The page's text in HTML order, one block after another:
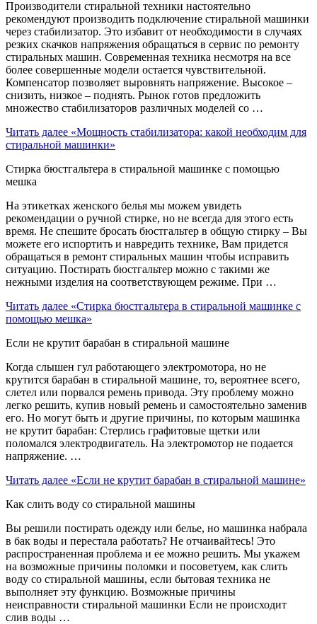
Производители стиральной техники настоятельно
рекомендуют производить подключение стиральной машинки
через стабилизатор. Это избавит от необходимости в случаях
резких скачков напряжения обращаться в сервис по ремонту
стиральных машин. Современная техника несмотря на все
более совершенные модели остается чувствительной.
Компенсатор позволяет выровнять напряжение. Высокое –
снизить, низкое – поднять. Рынок готов предложить
множество стабилизаторов различных моделей со …
Читать далее «Мощность стабилизатора: какой необходим для
стиральной машинки»
Стирка бюстгальтера в стиральной машинке с помощью
мешка
На этикетках женского белья мы можем увидеть
рекомендации о ручной стирке, но не всегда для этого есть
время. Не спешите бросать бюстгальтер в общую стирку – Вы
можете его испортить и навредить технике, Вам придется
обращаться в ремонт стиральных машин чтобы исправить
ситуацию. Постирать бюстгальтер можно с такими же
нежными изделия на соответствующем режиме. При …
Читать далее «Стирка бюстгальтера в стиральной машинке с
помощью мешка»
Если не крутит барабан в стиральной машине
Когда слышен гул работающего электромотора, но не
крутится барабан в стиральной машине, то, вероятнее всего,
слетел или порвался ремень привода. Эту проблему можно
легко решить, купив новый ремень и самостоятельно заменив
его. Но могут быть и другие причины, по которым машинка
не крутит барабан: Стерлись графитовые щетки или
поломался электродвигатель. На электромотор не подается
напряжение. …
Читать далее «Если не крутит барабан в стиральной машине»
Как слить воду со стиральной машины
Вы решили постирать одежду или белье, но машинка набрала
в бак воды и перестала работать? Не отчаивайтесь! Это
распространенная проблема и ее можно решить. Мы укажем
на возможные причины поломки и посоветуем, как слить
воду со стиральной машины, если бытовая техника не
выполняет эту функцию. Возможные причины
неисправности стиральной машинки Если не происходит
слив воды …